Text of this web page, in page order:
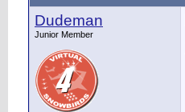
Dudeman
Junior Member